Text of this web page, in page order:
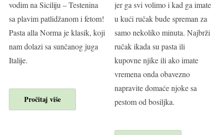
vodim na Siciliju – Testenina
sa plavim patlidžanom i fetom!
Pasta alla Norma je klasik, koji
nam dolazi sa sunčanog juga
Italije.
Pročitaj više
jer ga svi volimo i kad ga imate
u kući ručak bude spreman za
samo nekoliko minuta. Najbrži
ručak ikada su pasta ili
kupovne njike ili ako imate
vremena onda obavezno
napravite domaće njoke sa
pestom od bosiljka.